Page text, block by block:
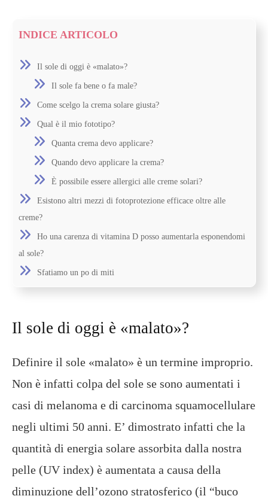
INDICE ARTICOLO
Il sole di oggi è «malato»?
Il sole fa bene o fa male?
Come scelgo la crema solare giusta?
Qual è il mio fototipo?
Quanta crema devo applicare?
Quando devo applicare la crema?
È possibile essere allergici alle creme solari?
Esistono altri mezzi di fotoprotezione efficace oltre alle
creme?
Ho una carenza di vitamina D posso aumentarla esponendomi
al sole?
Sfatiamo un po di miti
Il sole di oggi è «malato»?
Definire il sole «malato» è un termine improprio.
Non è infatti colpa del sole se sono aumentati i
casi di melanoma e di carcinoma squamocellulare
negli ultimi 50 anni. E’ dimostrato infatti che la
quantità di energia solare assorbita dalla nostra
pelle (UV index) è aumentata a causa della
diminuzione dell’ozono stratosferico (il “buco